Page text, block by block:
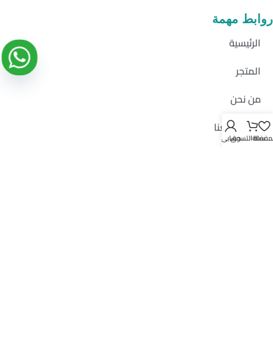
روابط مهمة
الرئيسية
المتجر
من نحن
تواصل معنا
سلة التسوقحسابي